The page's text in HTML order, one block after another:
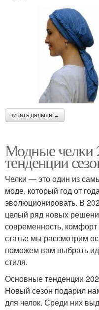
читать дальше →
Модные челки
тенденции
Челки — это один из
моде, который год от
эволюционировать. В
целый ряд новых
современность, комфорт
статье мы рассмотрим
поможем вам выбрать
стиля.
Основные тенденции
Новый сезон подарил
для челок. Среди них